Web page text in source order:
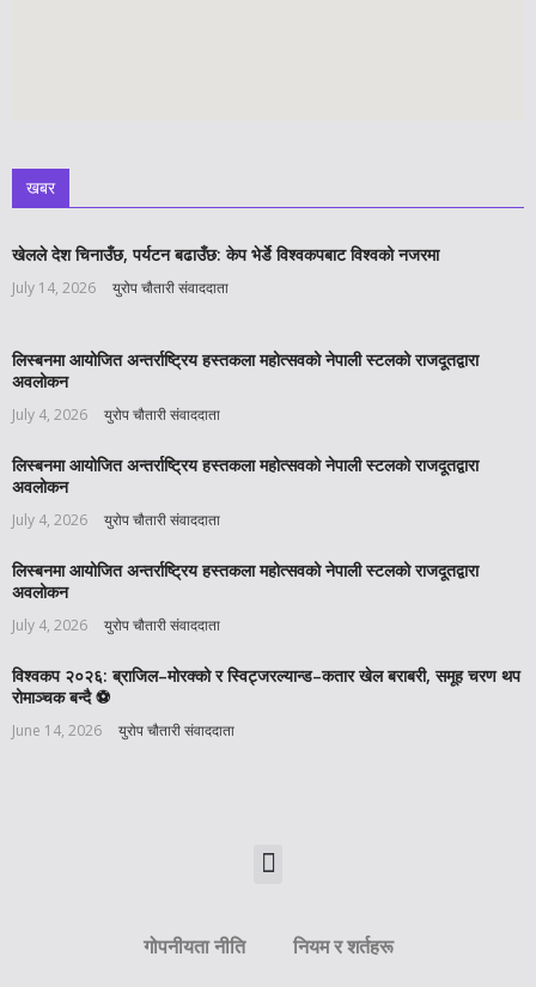
खबर
खेलले देश चिनाउँछ, पर्यटन बढाउँछ: केप भेर्डे विश्वकपबाट विश्वको नजरमा
July 14, 2026 युरोप चौतारी संवाददाता
लिस्बनमा आयोजित अन्तर्राष्ट्रिय हस्तकला महोत्सवको नेपाली स्टलको राजदूतद्वारा
अवलोकन
July 4, 2026 युरोप चौतारी संवाददाता
लिस्बनमा आयोजित अन्तर्राष्ट्रिय हस्तकला महोत्सवको नेपाली स्टलको राजदूतद्वारा
अवलोकन
July 4, 2026 युरोप चौतारी संवाददाता
लिस्बनमा आयोजित अन्तर्राष्ट्रिय हस्तकला महोत्सवको नेपाली स्टलको राजदूतद्वारा
अवलोकन
July 4, 2026 युरोप चौतारी संवाददाता
विश्वकप २०२६: ब्राजिल–मोरक्को र स्विट्जरल्यान्ड–कतार खेल बराबरी, समूह चरण थप
रोमाञ्चक बन्दै ⚽️
June 14, 2026 युरोप चौतारी संवाददाता
गोपनीयता नीति नियम र शर्तहरू